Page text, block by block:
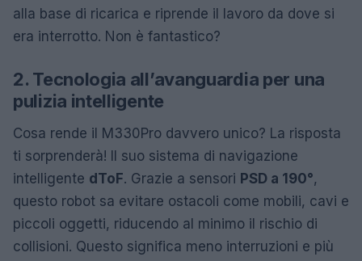
alla base di ricarica e riprende il lavoro da dove si
era interrotto. Non è fantastico?
2. Tecnologia all’avanguardia per una
pulizia intelligente
Cosa rende il M330Pro davvero unico? La risposta
ti sorprenderà! Il suo sistema di navigazione
intelligente dToF. Grazie a sensori PSD a 190°,
questo robot sa evitare ostacoli come mobili, cavi e
piccoli oggetti, riducendo al minimo il rischio di
collisioni. Questo significa meno interruzioni e più